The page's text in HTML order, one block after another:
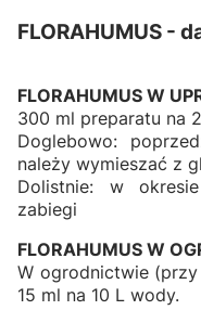
FLORAHUMUS -
FLORAHUMUS W
300 ml preparatu na
Doglebowo:
należy wymieszać z
Dolistnie: w
zabiegi
FLORAHUMUS W
W ogrodnictwie
15 ml na 10 L wody.